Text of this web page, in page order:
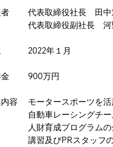
者 代表取締役社長 田
取締役副社長 河
2022年１月
金 900万円
容 モータースポーツを活
車レーシングチー
育成プログラムの企
及びPRスタッフの